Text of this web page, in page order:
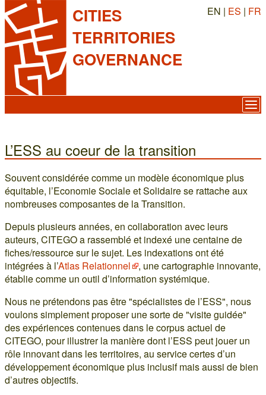
CITIES
TERRITORIES
GOVERNANCE
EN | ES | FR
L’ESS au coeur de la transition
Souvent considérée comme un modèle économique plus
équitable, l’Economie Sociale et Solidaire se rattache aux
nombreuses composantes de la Transition.
Depuis plusieurs années, en collaboration avec leurs
auteurs, CITEGO a rassemblé et indexé une centaine de
fiches/ressource sur le sujet. Les indexations ont été
intégrées à l’Atlas Relationnel
, une cartographie innovante,
établie comme un outil d’information systémique.
Nous ne prétendons pas être "spécialistes de l’ESS", nous
voulons simplement proposer une sorte de "visite guidée"
des expériences contenues dans le corpus actuel de
CITEGO, pour illustrer la manière dont l’ESS peut jouer un
rôle innovant dans les territoires, au service certes d’un
développement économique plus inclusif mais aussi de bien
d’autres objectifs.